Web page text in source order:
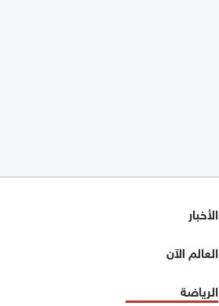
الأخبار
العالم الآن
الرياضة